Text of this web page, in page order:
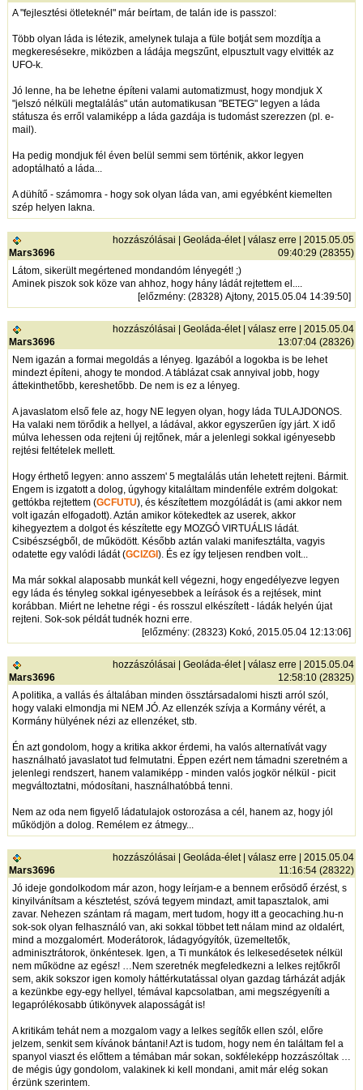
A "fejlesztési ötleteknél" már beírtam, de talán ide is passzol:
Több olyan láda is létezik, amelynek tulaja a füle botját sem mozdítja a
megkeresésekre, miközben a ládája megszűnt, elpusztult vagy elvitték az
UFO-k.
Jó lenne, ha be lehetne építeni valami automatizmust, hogy mondjuk X
"jelszó nélküli megtalálás" után automatikusan "BETEG" legyen a láda
státusza és erről valamiképp a láda gazdája is tudomást szerezzen (pl. e-
mail).
Ha pedig mondjuk fél éven belül semmi sem történik, akkor legyen
adoptálható a láda...
A dühítő - számomra - hogy sok olyan láda van, ami egyébként kiemelten
szép helyen lakna.
Mars3696
hozzászólásai |Geoláda-élet|válasz erre | 2015.05.05
09:40:29 (28355)
Látom, sikerült megértened mondandóm lényegét! ;)
Aminek piszok sok köze van ahhoz, hogy hány ládát rejtettem el....
[előzmény: (28328) Ajtony, 2015.05.04 14:39:50]
Mars3696
hozzászólásai |Geoláda-élet|válasz erre | 2015.05.04
13:07:04 (28326)
Nem igazán a formai megoldás a lényeg. Igazából a logokba is be lehet
mindezt építeni, ahogy te mondod. A táblázat csak annyival jobb, hogy
áttekinthetőbb, kereshetőbb. De nem is ez a lényeg.
A javaslatom első fele az, hogy NE legyen olyan, hogy láda TULAJDONOS.
Ha valaki nem törődik a hellyel, a ládával, akkor egyszerűen így járt. X idő
múlva lehessen oda rejteni új rejtőnek, már a jelenlegi sokkal igényesebb
rejtési feltételek mellett.
Hogy érthető legyen: anno asszem' 5 megtalálás után lehetett rejteni. Bármit.
Engem is izgatott a dolog, úgyhogy kitaláltam mindenféle extrém dolgokat:
gettókba rejtettem (GCFUTU), és készítettem mozgóládát is (ami akkor nem
volt igazán elfogadott). Aztán amikor kötekedtek az userek, akkor
kihegyeztem a dolgot és készítette egy MOZGÓ VIRTUÁLIS ládát.
Csibészségből, de működött. Később aztán valaki manifesztálta, vagyis
odatette egy valódi ládát (GCIZGI). És ez így teljesen rendben volt...
Ma már sokkal alaposabb munkát kell végezni, hogy engedélyezve legyen
egy láda és tényleg sokkal igényesebbek a leírások és a rejtések, mint
korábban. Miért ne lehetne régi - és rosszul elkészített - ládák helyén újat
rejteni. Sok-sok példát tudnék hozni erre.
[előzmény: (28323) Kokó, 2015.05.04 12:13:06]
Mars3696
hozzászólásai |Geoláda-élet|válasz erre | 2015.05.04
12:58:10 (28325)
A politika, a vallás és általában minden össztársadalomi hiszti arról szól,
hogy valaki elmondja mi NEM JÓ. Az ellenzék szívja a Kormány vérét, a
Kormány hülyének nézi az ellenzéket, stb.
Én azt gondolom, hogy a kritika akkor érdemi, ha valós alternatívát vagy
használható javaslatot tud felmutatni. Éppen ezért nem támadni szeretném a
jelenlegi rendszert, hanem valamiképp - minden valós jogkör nélkül - picit
megváltoztatni, módosítani, használhatóbbá tenni.
Nem az oda nem figyelő ládatulajok ostorozása a cél, hanem az, hogy jól
működjön a dolog. Remélem ez átmegy...
Mars3696
hozzászólásai |Geoláda-élet|válasz erre | 2015.05.04
11:16:54 (28322)
Jó ideje gondolkodom már azon, hogy leírjam-e a bennem erősödő érzést, s
kinyilvánítsam a késztetést, szóvá tegyem mindazt, amit tapasztalok, ami
zavar. Nehezen szántam rá magam, mert tudom, hogy itt a geocaching.hu-n
sok-sok olyan felhasználó van, aki sokkal többet tett nálam mind az oldalért,
mind a mozgalomért. Moderátorok, ládagyógyítók, üzemeltetők,
adminisztrátorok, önkéntesek. Igen, a Ti munkátok és lelkesedésetek nélkül
nem működne az egész! …Nem szeretnék megfeledkezni a lelkes rejtőkről
sem, akik sokszor igen komoly háttérkutatással olyan gazdag tárházát adják
a kezünkbe egy-egy hellyel, témával kapcsolatban, ami megszégyeníti a
legaprólékosabb útikönyvek alaposságát is!
A kritikám tehát nem a mozgalom vagy a lelkes segítők ellen szól, előre
jelzem, senkit sem kívánok bántani! Azt is tudom, hogy nem én találtam fel a
spanyol viaszt és előttem a témában már sokan, sokféleképp hozzászóltak …
de mégis úgy gondolom, valakinek ki kell mondani, amit már elég sokan
érzünk szerintem.